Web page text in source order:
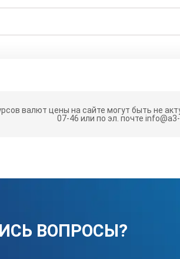
валют цены на сайте могут быть не
07-46 или по эл. почте
ВОПРОСЫ?